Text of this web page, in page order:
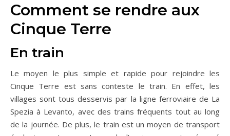
Comment se rendre aux
Cinque Terre
En train
Le moyen le plus simple et rapide pour rejoindre les
Cinque Terre est sans conteste le train. En effet, les
villages sont tous desservis par la ligne ferroviaire de La
Spezia à Levanto, avec des trains fréquents tout au long
de la journée. De plus, le train est un moyen de transport